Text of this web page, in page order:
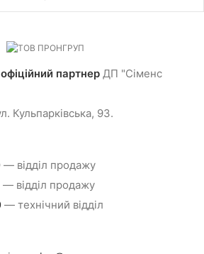
офіційний партнер ДП "Сіменс
Кульпарківська, 93.
— відділ продажу
— відділ продажу
— технічний відділ